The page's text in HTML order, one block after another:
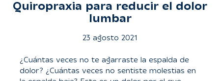
Quiropraxia para reducir el dolor
lumbar
23 agosto 2021
¿Cuántas veces no te agarraste la espalda de
dolor? ¿Cuántas veces no sentiste molestias en